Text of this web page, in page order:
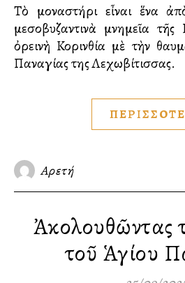
Τὸ μοναστήρι εἶναι ἕνα ἀπὸ τὰ σπουδαιότερα
μεσοβυζαντινὰ μνημεῖα
ὀρεινὴ Κορινθία μὲ τὴν
Παναγίας της Λεχωβίτισσας.
Αρετή
Ἀκολουθῶντας
τοῦ Ἁγίου